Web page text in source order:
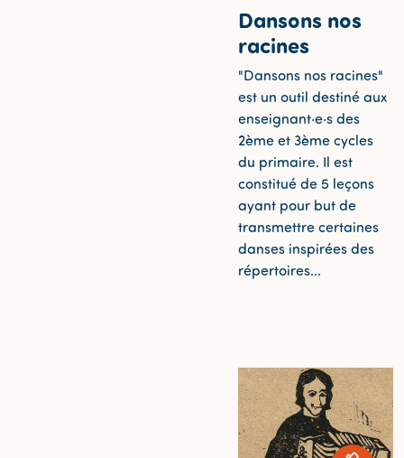
Dansons nos
racines
"Dansons nos racines"
est un outil destiné aux
enseignant·e·s des
2ème et 3ème cycles
du primaire. Il est
constitué de 5 leçons
ayant pour but de
transmettre certaines
danses inspirées des
répertoires...